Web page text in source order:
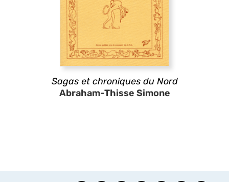
Sagas et chroniques du Nord
Abraham-Thisse Simone